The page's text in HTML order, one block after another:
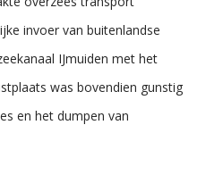
invoer van buitenlandse
IJmuiden met het
was bovendien gunstig
en het dumpen van